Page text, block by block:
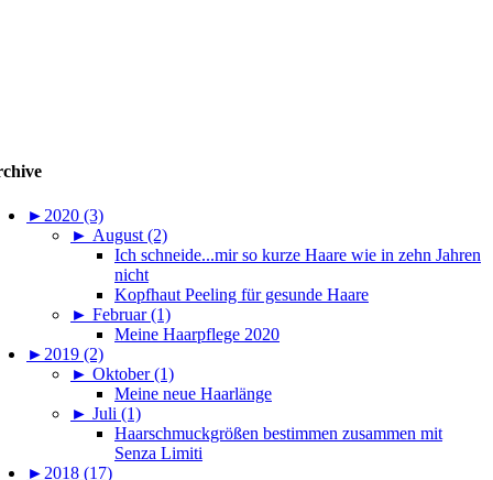
► 2020 (3)
► August (2)
Ich schneide...mir so kurze Haare wie in zehn Jahren
nicht
Kopfhaut Peeling für gesunde Haare
► Februar (1)
Meine Haarpflege 2020
► 2019 (2)
► Oktober (1)
Meine neue Haarlänge
► Juli (1)
Haarschmuckgrößen bestimmen zusammen mit
Senza Limiti
► 2018 (17)